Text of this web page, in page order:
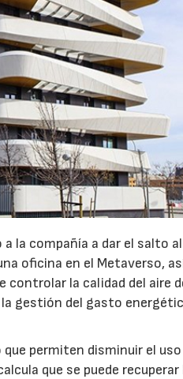
la compañía a dar el salto
oficina en el Metaverso,
la calidad del aire
gestión del gasto
permiten disminuir el
que se puede